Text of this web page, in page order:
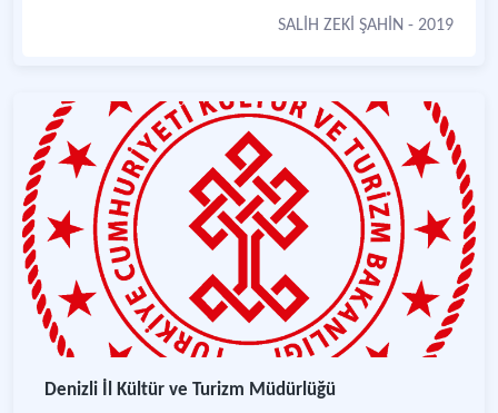
SALİH ZEKİ ŞAHİN - 2019
Denizli İl Kültür ve Turizm Müdürlüğü